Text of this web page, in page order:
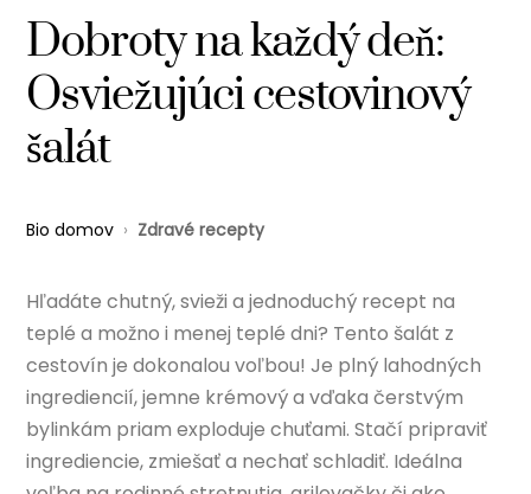
Dobroty na každý deň:
Osviežujúci cestovinový
šalát
Bio domov › Zdravé recepty
Hľadáte chutný, svieži a jednoduchý recept na
teplé a možno i menej teplé dni? Tento šalát z
cestovín je dokonalou voľbou! Je plný lahodných
ingrediencií, jemne krémový a vďaka čerstvým
bylinkám priam exploduje chuťami. Stačí pripraviť
ingrediencie, zmiešať a nechať schladiť. Ideálna